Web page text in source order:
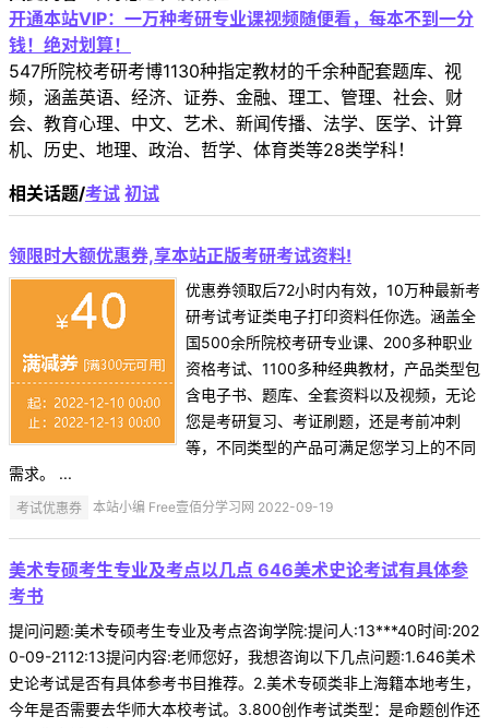
开通本站VIP：一万种考研专业课视频随便看，每本不到一分
钱！绝对划算！
547所院校考研考博1130种指定教材的千余种配套题库、视
频，涵盖英语、经济、证券、金融、理工、管理、社会、财
会、教育心理、中文、艺术、新闻传播、法学、医学、计算
机、历史、地理、政治、哲学、体育类等28类学科！
相关话题/考试 初试
领限时大额优惠券,享本站正版考研考试资料!
优惠券领取后72小时内有效，10万种最新考
研考试考证类电子打印资料任你选。涵盖全
国500余所院校考研专业课、200多种职业
资格考试、1100多种经典教材，产品类型包
含电子书、题库、全套资料以及视频，无论
您是考研复习、考证刷题，还是考前冲刺
等，不同类型的产品可满足您学习上的不同
需求。 ...
考试优惠券 本站小编 Free壹佰分学习网 2022-09-19
美术专硕考生专业及考点以几点 646美术史论考试有具体参
考书
提问问题:美术专硕考生专业及考点咨询学院:提问人:13***40时间:202
0-09-2112:13提问内容:老师您好，我想咨询以下几点问题:1.646美术
史论考试是否有具体参考书目推荐。2.美术专硕类非上海籍本地考生，
今年是否需要去华师大本校考试。3.800创作考试类型：是命题创作还